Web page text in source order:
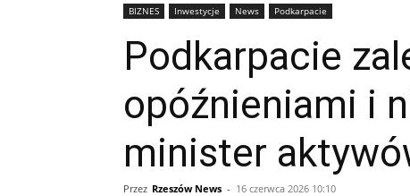
BIZNES Inwestycje News Podkarpacie
Podkarpacie
opóźnieniami i
minister
Przez Rzeszów News - 16 czerwca 2026 10:10